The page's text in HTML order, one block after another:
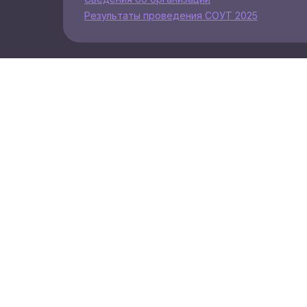
Результаты проведения СОУТ 2025